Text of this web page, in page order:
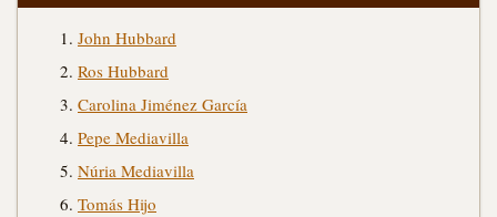
John Hubbard
Ros Hubbard
Carolina Jiménez García
Pepe Mediavilla
Núria Mediavilla
Tomás Hijo